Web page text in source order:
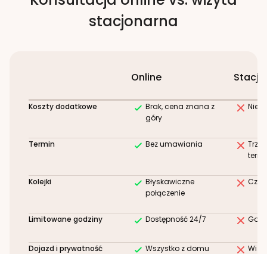
stacjonarna
Online
Koszty dodatkowe
Brak, cena znana z
góry
Termin Bez umawiania
Kolejki
Błyskawiczne
połączenie
Limitowane godziny Dostępność 24/7
Dojazd i prywatność Wszystko z domu